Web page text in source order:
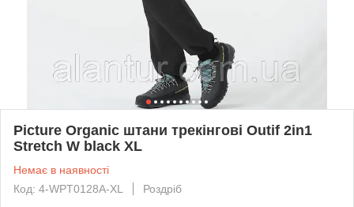
Picture Organic штани трекінгові Outif 2in1
Stretch W black XL
Немає в наявності
Код: 4-WPT0128A-XL
Роздріб